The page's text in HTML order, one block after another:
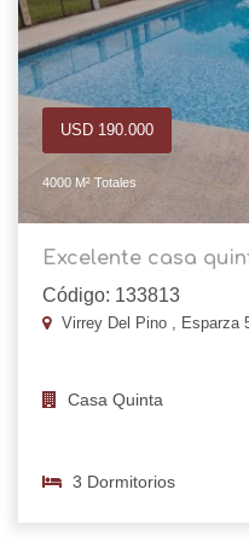
USD 190.000
4000 M² Totales
Excelente casa
Código: 133813
Virrey Del Pino , Esparza
Casa Quinta
3 Dormitorios